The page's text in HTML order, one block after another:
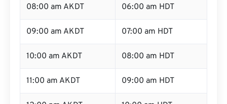
08:00 am AKDT 06:00 am HDT
09:00 am AKDT 07:00 am HDT
10:00 am AKDT 08:00 am HDT
11:00 am AKDT 09:00 am HDT